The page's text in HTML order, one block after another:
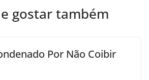
gostar também
Por Não Coibir